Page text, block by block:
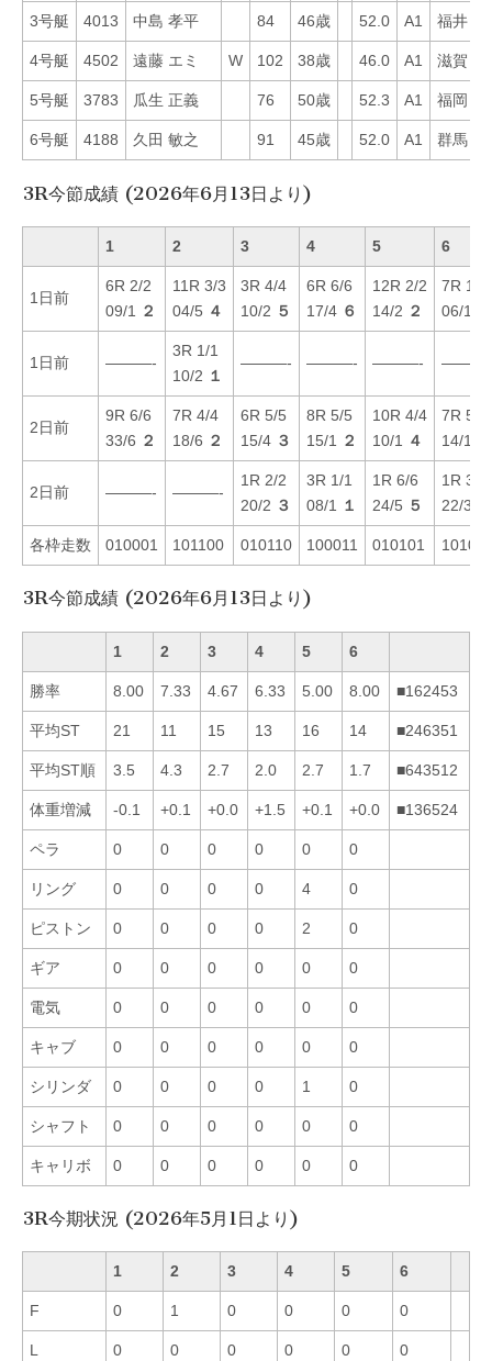
3号艇 4013 中島 孝平 84 46歳 52.0 A1 福井
4号艇 4502 遠藤 エミ W 102 38歳 46.0 A1 滋賀
5号艇 3783 瓜生 正義 76 50歳 52.3 A1 福岡
6号艇 4188 久田 敏之 91 45歳 52.0 A1 群馬
3R今節成績 (2026年6月13日より)
1 2 3 4 5 6
1日前
6R 2/2
09/1
２
11R 3/3
04/5 ４
3R 4/4
10/2 ５
6R 6/6
17/4 ６
12R 2/2
14/2 ２
7R 1/1
06/1
1日前 ———-
3R 1/1
10/2 １
———- ———- ———- ———-
2日前
9R 6/6
33/6 ２
7R 4/4
18/6 ２
6R 5/5
15/4 ３
8R 5/5
15/1
２
10R 4/4
10/1
４
7R 5/5
14/1
2日前 ———- ———-
1R 2/2
20/2 ３
3R 1/1
08/1
１
1R 6/6
24/5 ５
1R 3/3
22/3
各枠走数 010001 101100 010110 100011 010101
3R今節成績 (2026年6月13日より)
1 2 3 4 5 6
勝率 8.00 7.33 4.67 6.33 5.00 8.00 ■162453
平均ST 21 11 15 13 16 14 ■246351
平均ST順 3.5 4.3 2.7 2.0 2.7 1.7 ■643512
体重増減 -0.1 +0.1 +0.0 +1.5 +0.1 +0.0 ■136524
ペラ 0 0 0 0 0 0
リング 0 0 0 0 4 0
ピストン 0 0 0 0 2 0
ギア 0 0 0 0 0 0
電気 0 0 0 0 0 0
キャブ 0 0 0 0 0 0
シリンダ 0 0 0 0 1 0
シャフト 0 0 0 0 0 0
キャリボ 0 0 0 0 0 0
3R今期状況 (2026年5月1日より)
1 2 3 4 5 6
F 0 1 0 0 0 0
L 0 0 0 0 0 0